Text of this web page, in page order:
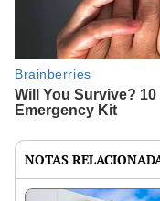
NOTAS